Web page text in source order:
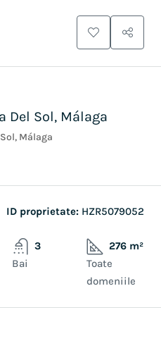
Del Sol, Málaga
Málaga
ID proprietate: HZR5079052
3
Bai
276 m²
Toate
domeniile